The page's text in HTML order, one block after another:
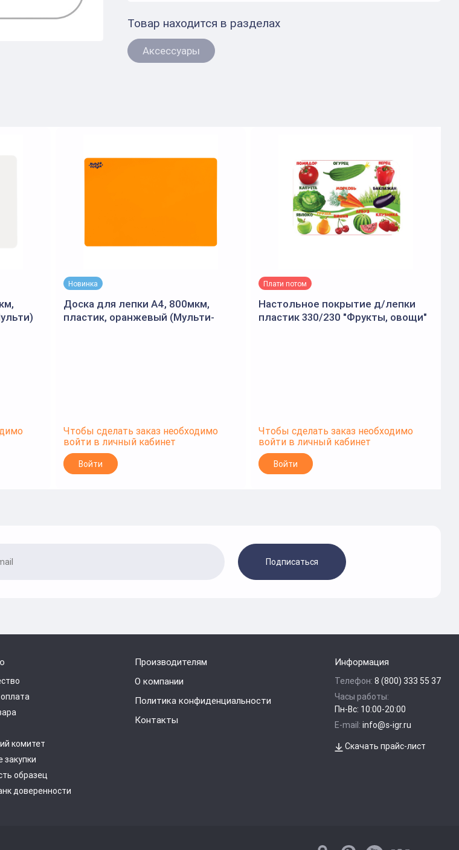
Товар находится в разделах
Аксессуары
Новинка
Доска для лепки А4, 800мкм,
пластик, оранжевый (Мульти-
Чтобы сделать заказ необходимо
войти в личный кабинет
Войти
Плати потом
Настольное покрытие д/лепки
пластик 330/230 "Фрукты, овощи"
Чтобы сделать заказ необходимо
войти в личный кабинет
Войти
Подписаться
комитет
образец
доверенности
Производителям
О компании
Политика конфиденциальности
Контакты
Информация
Телефон: 8 (800) 333 55 37
Часы работы:
Пн-Вс: 10:00-20:00
E-mail: info@s-igr.ru
Скачать прайс-лист